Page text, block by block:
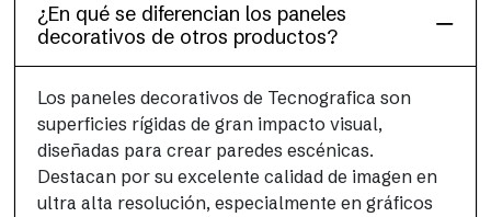
¿En qué se diferencian los paneles
decorativos de otros productos?
Los paneles decorativos de Tecnografica son
superficies rígidas de gran impacto visual,
diseñadas para crear paredes escénicas.
Destacan por su excelente calidad de imagen en
ultra alta resolución, especialmente en gráficos